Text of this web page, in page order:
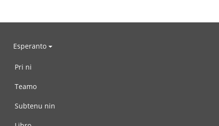
Esperanto
Pri ni
Teamo
Subtenu nin